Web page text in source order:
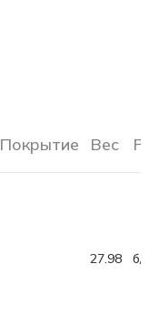
Покрытие Вес
27.98 б/р